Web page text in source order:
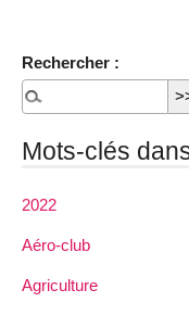
Rechercher :
Mots-clés
2022
Aéro-club
Agriculture